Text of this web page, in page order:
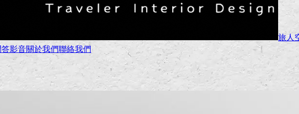
旅人
影音關於我們聯絡我們